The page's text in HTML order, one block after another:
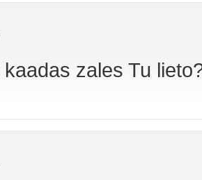
kaadas zales Tu